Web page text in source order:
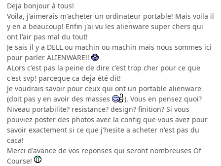
Deja bonjour à tous!
Voila, j'aimerais m'acheter un ordinateur portable! Mais voila il
y en a beaucoup! Enfin j'ai vu les alienware super chers qui
ont l'air pas mal du tout!
Je sais il y a DELL ou machin ou machin mais nous sommes ici
pour parler ALIENWARE!!
ALors c'est pas la peine de dire c'est trop cher pour ce que
c'est svp! parceque ca deja été dit!
Je voudrais savoir pour ceux qui ont un portable alienware
(doit pas y en avoir des masses
). Vous en pensez quoi?
Niveau portabilite? resistance? design? finition? Si vous
pouviez poster des photos avec la config que vous avez pour
savoir exactement si ce que j'hesite a acheter n'est pas du
caca!
Merci d'avance de vos reponses qui seront nombreuses Of
Course!